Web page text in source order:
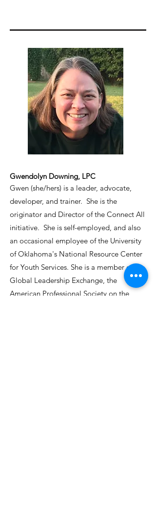
Gwendolyn Downing, LPC
Gwen (she/hers) is a leader, advocate,
developer, and trainer. She is the
originator and Director of the Connect All
initiative. She is self-employed, and also
an occasional employee of the University
of Oklahoma's National Resource Center
for Youth Services. She is a member of the
Global Leadership Exchange, the
American Professional Society on the